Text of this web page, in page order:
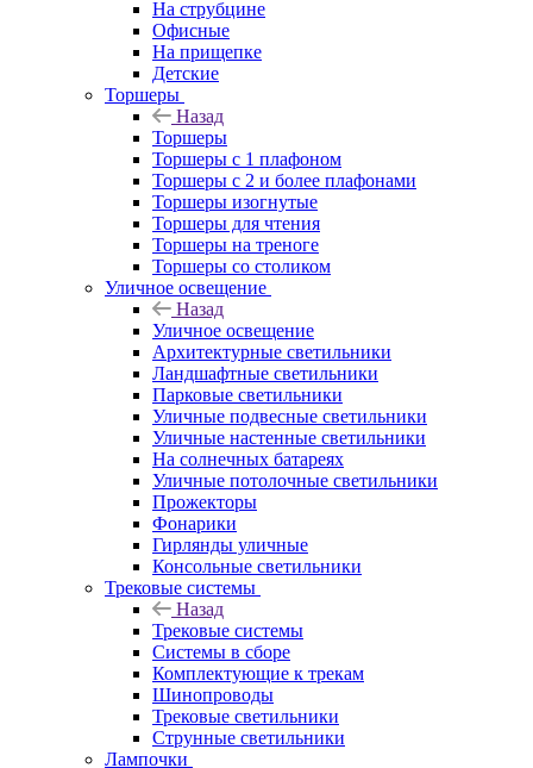
На струбцине
Офисные
На прищепке
Детские
Торшеры
Назад
Торшеры
Торшеры с 1 плафоном
Торшеры с 2 и более плафонами
Торшеры изогнутые
Торшеры для чтения
Торшеры на треноге
Торшеры со столиком
Уличное освещение
Назад
Уличное освещение
Архитектурные светильники
Ландшафтные светильники
Парковые светильники
Уличные подвесные светильники
Уличные настенные светильники
На солнечных батареях
Уличные потолочные светильники
Прожекторы
Фонарики
Гирлянды уличные
Консольные светильники
Трековые системы
Назад
Трековые системы
Системы в сборе
Комплектующие к трекам
Шинопроводы
Трековые светильники
Струнные светильники
Лампочки